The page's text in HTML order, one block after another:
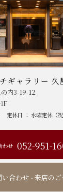
ギャラリー 久
内3-19-12
定休日 ： 水曜定休（
わせ 052-951-
合わせ ・来店の